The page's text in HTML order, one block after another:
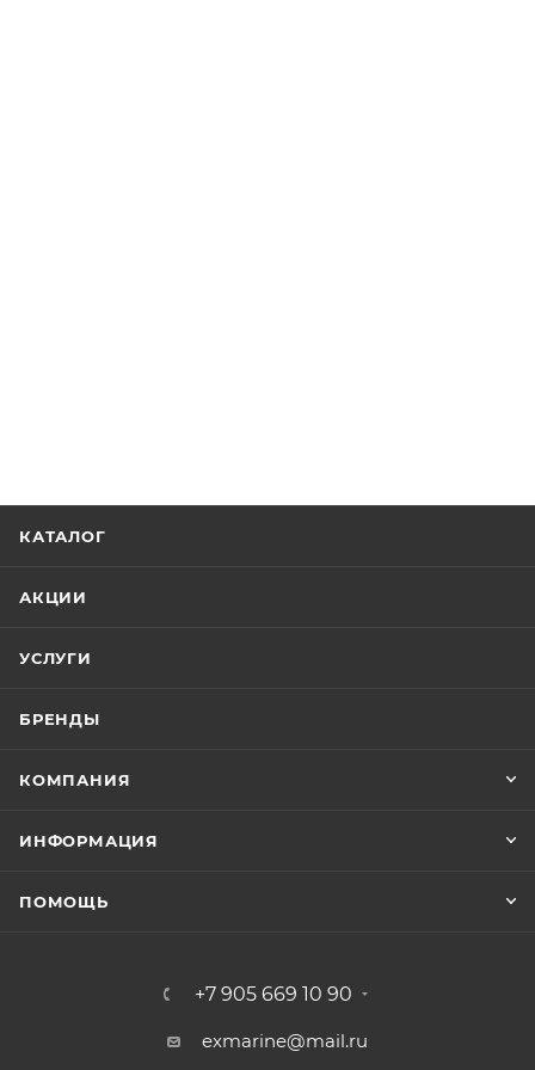
КАТАЛОГ
АКЦИИ
УСЛУГИ
БРЕНДЫ
КОМПАНИЯ
ИНФОРМАЦИЯ
ПОМОЩЬ
+7 905 669 10 90
exmarine@mail.ru